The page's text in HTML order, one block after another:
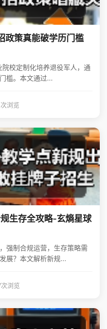
政策真能破学历门槛
校定制化培养退役军人，通
槛。本文通过...
浏览
生存全攻略-玄熵星球
强制合规运营，生存策略需
展？本文解析新规...
浏览